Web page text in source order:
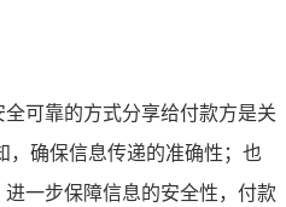
可靠的方式分享给付款方是关
，确保信息传递的准确性；也
一步保障信息的安全性，付款